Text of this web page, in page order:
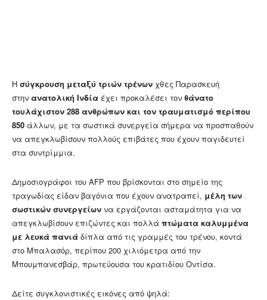
Η σύγκρουση μεταξύ τριών τρένων χθες Παρασκευή
στην ανατολική Ινδία έχει προκαλέσει τον θάνατο
τουλάχιστον 288 ανθρώπων και τον τραυματισμό περίπου
850 άλλων, με τα σωστικά συνεργεία σήμερα να προσπαθούν
να απεγκλωβίσουν πολλούς επιβάτες που έχουν παγιδευτεί
στα συντρίμμια.
Δημοσιογράφοι του AFP που βρίσκονται στο σημείο της
τραγωδίας είδαν βαγόνια που έχουν ανατραπεί, μέλη των
σωστικών συνεργείων να εργάζονται ασταμάτητα για να
απεγκλωβίσουν επιζώντες και πολλά πτώματα καλυμμένα
με λευκά πανιά δίπλα από τις γραμμές του τρένου, κοντά
στο Μπαλασόρ, περίπου 200 χιλιόμετρα από την
Μπουμπανεσβάρ, πρωτεύουσα του κρατιδίου Οντίσα.
Δείτε συγκλονιστικές εικόνες από ψηλά: